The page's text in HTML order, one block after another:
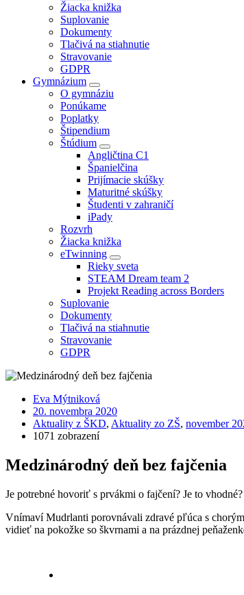
Žiacka knižka
Suplovanie
Dokumenty
Tlačivá na stiahnutie
Stravovanie
GDPR
Gymnázium
O gymnáziu
Ponúkame
Poplatky
Štipendium
Štúdium
Angličtina C1
Španielčina
Prijímacie skúšky
Maturitné skúšky
Študenti v zahraničí
iPady
Rozvrh
Žiacka knižka
eTwinning
Rieky sveta
STEAM Dream team 2
Projekt Reading across Borders
Suplovanie
Dokumenty
Tlačivá na stiahnutie
Stravovanie
GDPR
Eva Mýtniková
20. novembra 2020
Aktuality z ŠKD, Aktuality zo ZŠ, november
1071 zobrazení
Medzinárodný deň bez fajčenia
Je potrebné hovoriť s prvákmi o fajčení? Je to
Vnímaví Mudrlanti porovnávali zdravé pľúca s
vidieť na pokožke so škvrnami a na prázdnej